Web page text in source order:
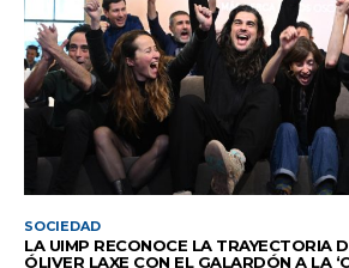
SOCIEDAD
LA UIMP RECONOCE LA TRAYECTORIA
ÓLIVER LAXE CON EL GALARDÓN A LA